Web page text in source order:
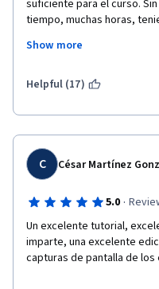
suficiente para el curso.
tiempo, muchas horas,
explicaciones de las
Las explicaciones son
básico, para conceptos
Sólo con ofrecer el código
ahorraría mucho ir delante
ejemplos.
Entiendo perfectamente
que investigar y buscar
lecciones, pero costaría
en cada lección unas
del libro recomendado o,
Show more
Helpful (17)
C César Martínez
5.0 ·
Un excelente tutorial,
imparte, una excelente
capturas de pantalla de